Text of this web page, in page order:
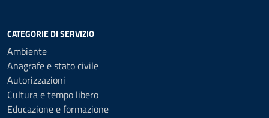
CATEGORIE DI SERVIZIO
Ambiente
Anagrafe e stato civile
Autorizzazioni
Cultura e tempo libero
Educazione e formazione